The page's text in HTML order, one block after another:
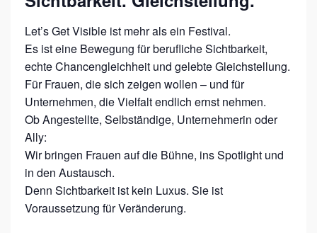
0
2
5
​Let’s Get Visible ist mehr als ein Festival.
Es ist eine Bewegung für berufliche Sichtbarkeit,
echte Chancengleichheit und gelebte Gleichstellung.
Für Frauen, die sich zeigen wollen – und für
Unternehmen, die Vielfalt endlich ernst nehmen.
Ob Angestellte, Selbständige, Unternehmerin oder
Ally:
Wir bringen Frauen auf die Bühne, ins Spotlight und
in den Austausch.
Denn Sichtbarkeit ist kein Luxus. Sie ist
Voraussetzung für Veränderung.